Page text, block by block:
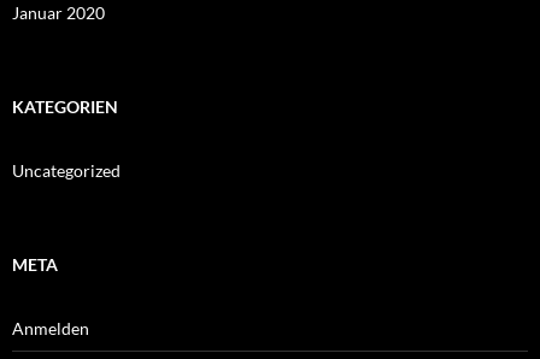
Januar 2020
KATEGORIEN
Uncategorized
META
Anmelden